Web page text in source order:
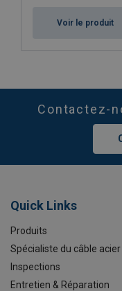
Voir le produit
Contactez-
Quick Links
Produits
Spécialiste du câble acier
Inspections
Entretien & Réparation